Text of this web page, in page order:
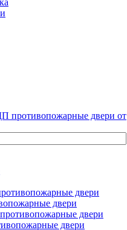
противопожарные двери от
двери
двери
двери
двери